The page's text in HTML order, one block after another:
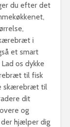
du efter det
i
et smart
os dykke
til fisk
skærebræt til
dit
og
der hjælper dig